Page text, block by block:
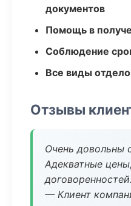
документов
Помощь в
Соблюдение
Все виды
Отзывы
Очень довольны
Адекватные
договоренностей.
— Клиент